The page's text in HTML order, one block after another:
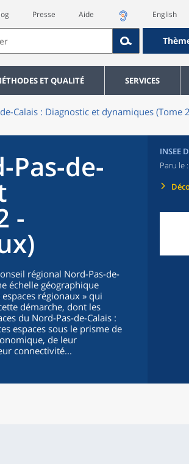
Presse Aide English
ET QUALITÉ SERVICES
Calais : Diagnostic et dynamiques (Tome
Pas-de-
-
régional Nord-Pas-de-
échelle géographique
régionaux » qui
démarche, dont les
du Nord-Pas-de-Calais :
espaces sous le prisme de
de leur
connectivité...
INSEE
Paru le :